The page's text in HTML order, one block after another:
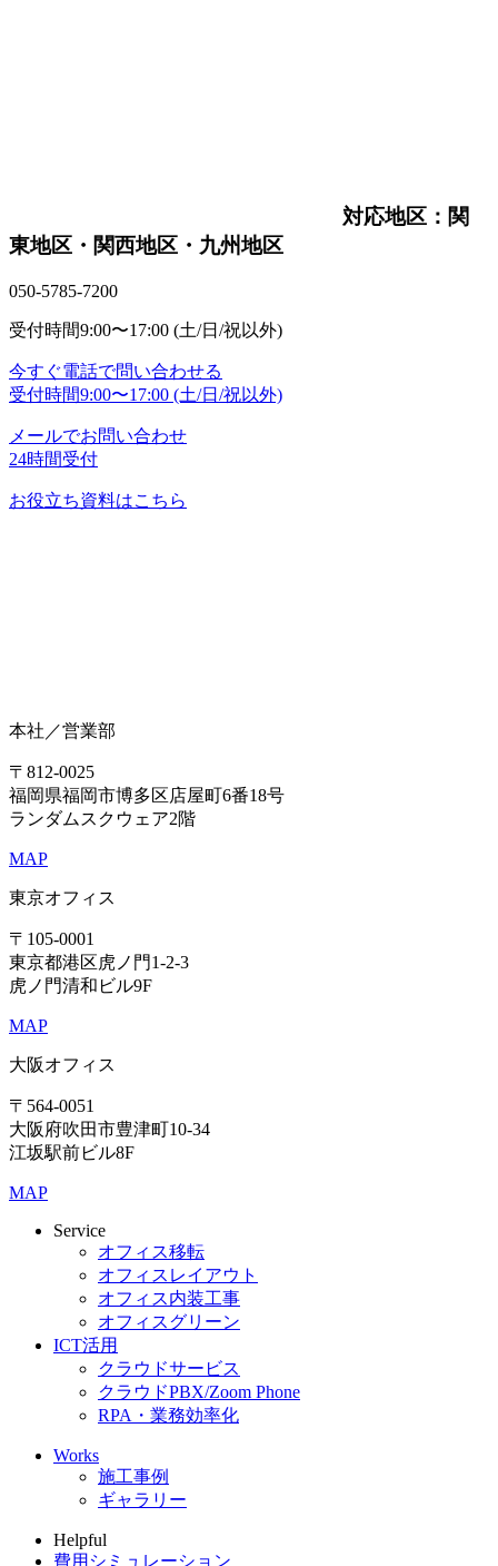
対応地区：関
東地区・関西地区・九州地区
050-5785-7200
受付時間9:00〜17:00 (土/日/祝以外)
今すぐ電話で問い合わせる
受付時間9:00〜17:00 (土/日/祝以外)
メールでお問い合わせ
24時間受付
お役立ち資料はこちら
本社／営業部
〒812-0025
福岡県福岡市博多区店屋町6番18号
ランダムスクウェア2階
MAP
東京オフィス
〒105-0001
東京都港区虎ノ門1-2-3
虎ノ門清和ビル9F
MAP
大阪オフィス
〒564-0051
大阪府吹田市豊津町10-34
江坂駅前ビル8F
MAP
Service
オフィス移転
オフィスレイアウト
オフィス内装工事
オフィスグリーン
ICT活用
クラウドサービス
クラウドPBX/Zoom Phone
RPA・業務効率化
Works
施工事例
ギャラリー
Helpful
費用シミュレーション